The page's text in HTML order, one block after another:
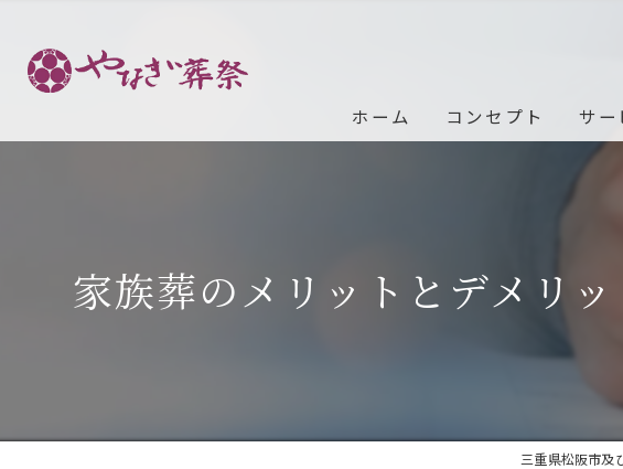
ホーム コンセプト サー
家族葬のメリットとデメリ
三重県松阪市及